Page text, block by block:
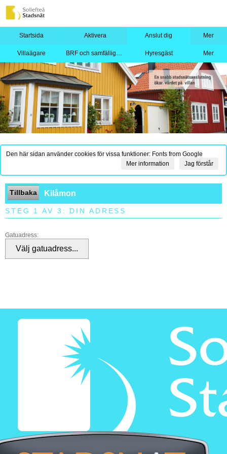
Startsida Aktivera Anslut dig Mer
Villaägare BRF och samfällighet Hyresgäst Mer
Den här sidan använder cookies för vissa funktioner: Fonts from Google
Jag förstår
Mer information
Tillbaka Kilåmon
STEG 1 AV 3: DIN ADRESS
Gatuadress: